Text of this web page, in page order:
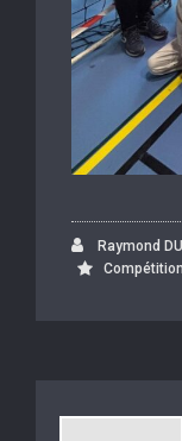
Raymond